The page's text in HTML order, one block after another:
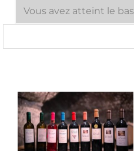
Vous avez atteint le